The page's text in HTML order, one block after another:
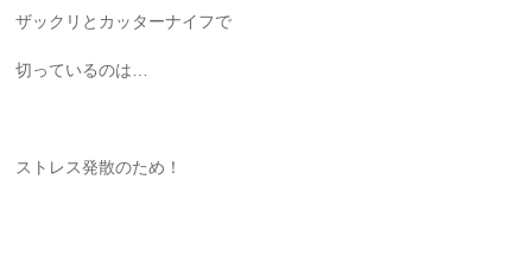
ザックリとカッターナイフで
切っているのは…
ストレス発散のため！